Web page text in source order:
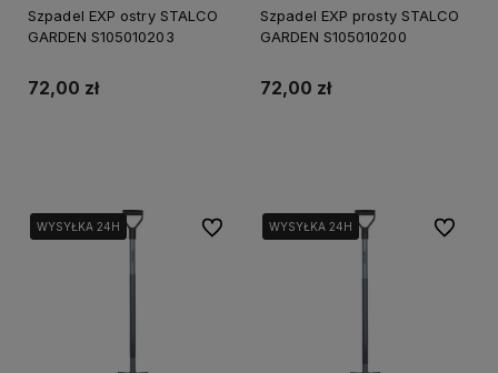
Szpadel EXP ostry STALCO
GARDEN S105010203
72,00 zł
Szpadel EXP prosty STALCO
GARDEN S105010200
72,00 zł
WYSYŁKA 24H
WYSYŁKA 24H Do ulubionychWYSYŁKA 24H
WYSYŁKA 24H Do